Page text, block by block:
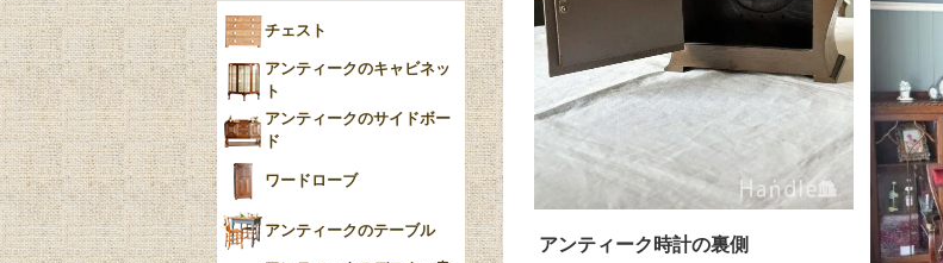
アンティーク時計の裏側
Blue）
YUAN
チンツ
クリノリン
チェスト
アンティークのキャビネッ
ト
アンティークのサイドボー
ド
ワードローブ
アンティークのテーブル